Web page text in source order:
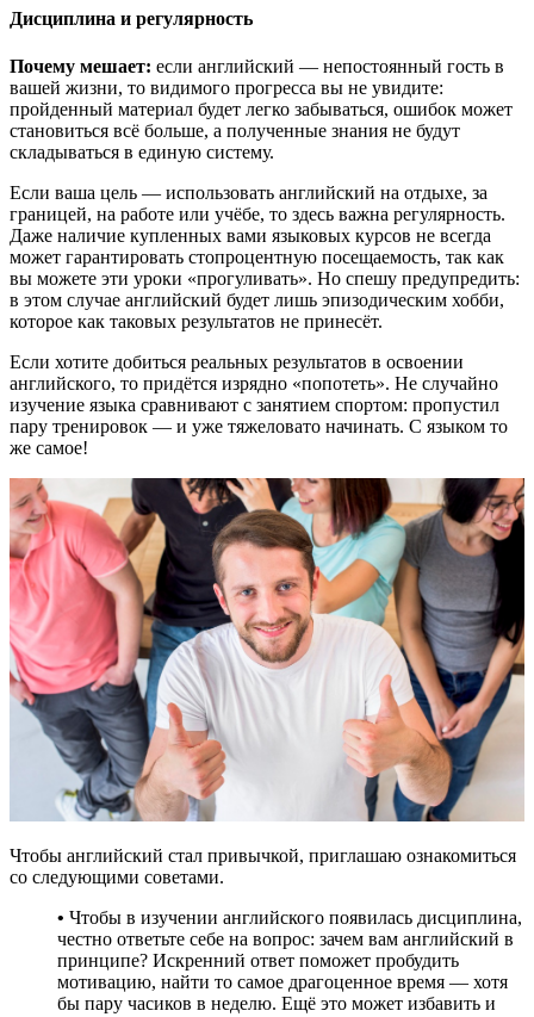
Дисциплина и регулярность
Почему мешает: если английский — непостоянный гость в
вашей жизни, то видимого прогресса вы не увидите:
пройденный материал будет легко забываться, ошибок может
становиться всё больше, а полученные знания не будут
складываться в единую систему.
Если ваша цель — использовать английский на отдыхе, за
границей, на работе или учёбе, то здесь важна регулярность.
Даже наличие купленных вами языковых курсов не всегда
может гарантировать стопроцентную посещаемость, так как
вы можете эти уроки «прогуливать». Но спешу предупредить:
в этом случае английский будет лишь эпизодическим хобби,
которое как таковых результатов не принесёт.
Если хотите добиться реальных результатов в освоении
английского, то придётся изрядно «попотеть». Не случайно
изучение языка сравнивают с занятием спортом: пропустил
пару тренировок — и уже тяжеловато начинать. С языком то
же самое!
Чтобы английский стал привычкой, приглашаю ознакомиться
со следующими советами.
• Чтобы в изучении английского появилась дисциплина,
честно ответьте себе на вопрос: зачем вам английский в
принципе? Искренний ответ поможет пробудить
мотивацию, найти то самое драгоценное время — хотя
бы пару часиков в неделю. Ещё это может избавить и